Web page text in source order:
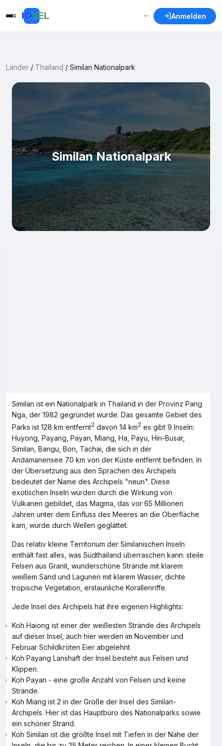
Anmelden
Länder / Thailand / Similan Nationalpark
Similan Nationalpark
Similan ist ein Nationalpark in Thailand in der Provinz Pang
Nga, der 1982 gegründet wurde. Das gesamte Gebiet des
Parks ist 128 km entfernt2 davon 14 km2 es gibt 9 Inseln:
Huyong, Payang, Payan, Miang, Ha, Payu, Hin-Busar,
Similan, Bangu, Bon, Tachai, die sich in der
Andamanensee 70 km von der Küste entfernt befinden. In
der Übersetzung aus den Sprachen des Archipels
bedeutet der Name des Archipels "neun". Diese
exotischen Inseln wurden durch die Wirkung von
Vulkanen gebildet, das Magma, das vor 65 Millionen
Jahren unter dem Einfluss des Meeres an die Oberfläche
kam, wurde durch Wellen geglättet.
Das relativ kleine Territorium der Similanischen Inseln
enthält fast alles, was Südthailand überraschen kann: steile
Felsen aus Granit, wunderschöne Strände mit klarem
weißem Sand und Lagunen mit klarem Wasser, dichte
tropische Vegetation, erstaunliche Korallenriffe.
Jede Insel des Archipels hat ihre eigenen Highlights:
Koh Haiong ist einer der weißesten Strände des Archipels
auf dieser Insel, auch hier werden im November und
Februar Schildkröten Eier abgelehnt.
Koh Payang Lanshaft der Insel besteht aus Felsen und
Klippen.
Koh Payan - eine große Anzahl von Felsen und keine
Strände.
Koh Miang ist 2 in der Größe der Insel des Similan-
Archipels. Hier ist das Hauptbüro des Nationalparks sowie
ein schöner Strand.
Koh Similan ist die größte Insel mit Tiefen in der Nähe der